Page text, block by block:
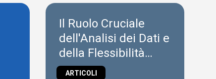
Il Ruolo Cruciale
dell'Analisi dei Dati e
della Flessibilità
nell'IoT
ARTICOLI